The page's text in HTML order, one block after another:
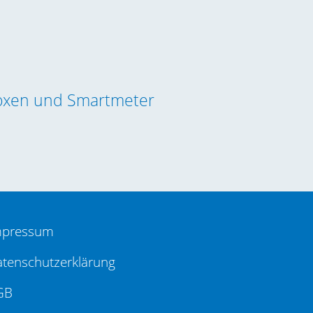
und Smartmeter